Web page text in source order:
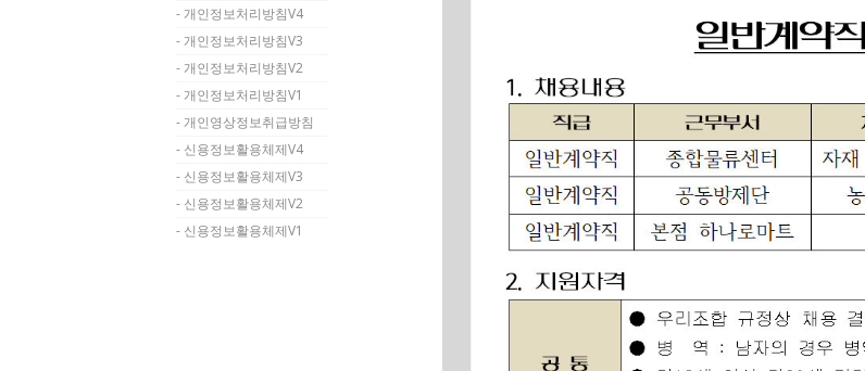
- 개인정보처리방침V4
- 개인정보처리방침V3
- 개인정보처리방침V2
- 개인정보처리방침V1
- 개인영상정보취급방침
- 신용정보활용체제V4
- 신용정보활용체제V3
- 신용정보활용체제V2
- 신용정보활용체제V1